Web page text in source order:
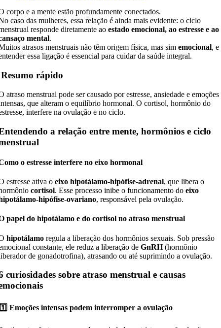
corpo e a mente estão profundamente conectados.
caso das mulheres, essa relação é ainda mais evidente: o ciclo
responde diretamente aoestado emocional, ao estresse e ao
mental.
atrasos menstruais não têm origem física, mas simemocional, e
essa ligação é essencial para cuidar da saúde integral.
rápido
atraso menstrual pode ser causado por estresse, ansiedade e emoções
que alteram o equilíbrio hormonal. O cortisol, hormônio do
interfere na ovulação e no ciclo.
a relação entre mente, hormônios e ciclo
o estresse interfere no eixo hormonal
estresse ativa oeixo hipotálamo-hipófise-adrenal, que libera o
cortisol. Esse processo inibe o funcionamento doeixo
hipófise-ovariano, responsável pela ovulação.
papel do hipotálamo e do cortisol no atraso menstrual
hipotálamo regula a liberação dos hormônios sexuais. Sob pressão
constante, ele reduz a liberação deGnRH(hormônio
de gonadotrofina), atrasando ou até suprimindo a ovulação.
curiosidades sobre atraso menstrual e causas
Emoções intensas podem interromper a ovulação